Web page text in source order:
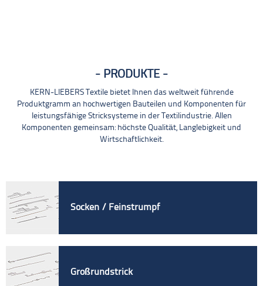
PRODUKTE
KERN-LIEBERS Textile bietet Ihnen das weltweit führende
Produktgramm an hochwertigen Bauteilen und Komponenten für
leistungsfähige Stricksysteme in der Textilindustrie. Allen
Komponenten gemeinsam: höchste Qualität, Langlebigkeit und
Wirtschaftlichkeit.
Socken / Feinstrumpf
Großrundstrick